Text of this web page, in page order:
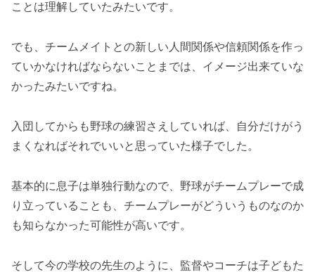
ことは理解していたみたいです。
でも、チームメイトとの新しい人間関係や信頼関係を作っ
ていかなければならないことまでは、イメージ出来ていな
かったみたいですね。
入団してからも野球の練習さえしていれば、自分だけがう
まくなればそれでいいと思っていた様子でした。
基本的に息子は単独行動なので、野球がチームプレーで成
り立っていることも、チームプレーがどういうものなのか
も知らなかった可能性が高いです。
そして今の学校の先生のように、監督やコーチは子どもた